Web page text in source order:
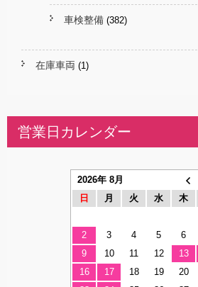
車検整備 (382)
在庫車両 (1)
営業日カレンダー
2026年 8月
日
月 火 水 木
2
3 4 5 6
9
10 11 12 13
16
17 18 19 20